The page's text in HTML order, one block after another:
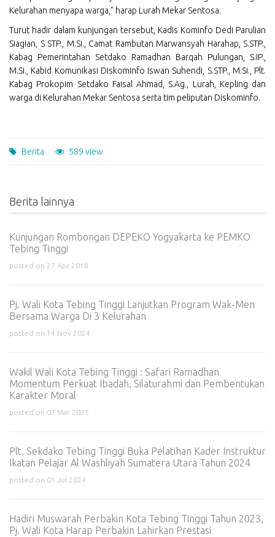
Kelurahan menyapa warga," harap Lurah Mekar Sentosa.
Turut hadir dalam kunjungan tersebut, Kadis Kominfo Dedi Parulian
Siagian, S STP., M.Si., Camat Rambutan Marwansyah Harahap, S.STP.,
Kabag Pemerintahan Setdako Ramadhan Barqah Pulungan, S.IP.,
M.Si., Kabid Komunikasi Diskominfo Iswan Suhendi, S.STP., M.Si., Plt.
Kabag Prokopim Setdako Faisal Ahmad, S.Ag., Lurah, Kepling dan
warga di Kelurahan Mekar Sentosa serta tim peliputan Diskominfo.
Berita 589 view
Berita lainnya
Kunjungan Rombongan DEPEKO Yogyakarta ke PEMKO
Tebing Tinggi
posted on 27 Apr 2018
Pj. Wali Kota Tebing Tinggi Lanjutkan Program Wak-Men
Bersama Warga Di 3 Kelurahan
posted on 14 Nov 2024
Wakil Wali Kota Tebing Tinggi : Safari Ramadhan
Momentum Perkuat Ibadah, Silaturahmi dan Pembentukan
Karakter Moral
posted on 07 Mar 2025
Plt. Sekdako Tebing Tinggi Buka Pelatihan Kader Instruktur
Ikatan Pelajar Al Washliyah Sumatera Utara Tahun 2024
posted on 01 Jul 2024
Hadiri Muswarah Perbakin Kota Tebing Tinggi Tahun 2023,
Pj. Wali Kota Harap Perbakin Lahirkan Prestasi